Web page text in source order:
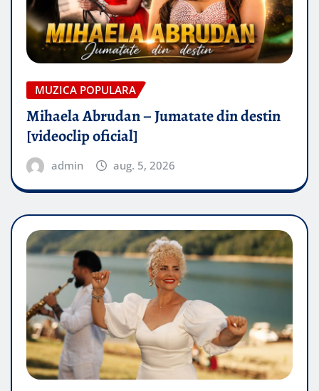
MUZICA POPULARA
Mihaela Abrudan – Jumatate din destin
[videoclip oficial]
admin aug. 5, 2026